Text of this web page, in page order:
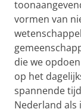
vormen van
die we
op het
spannende
Nederland als